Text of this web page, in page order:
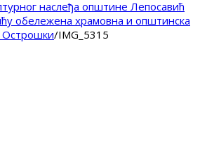
обележена храмовна и општинска
Острошки/IMG_5315